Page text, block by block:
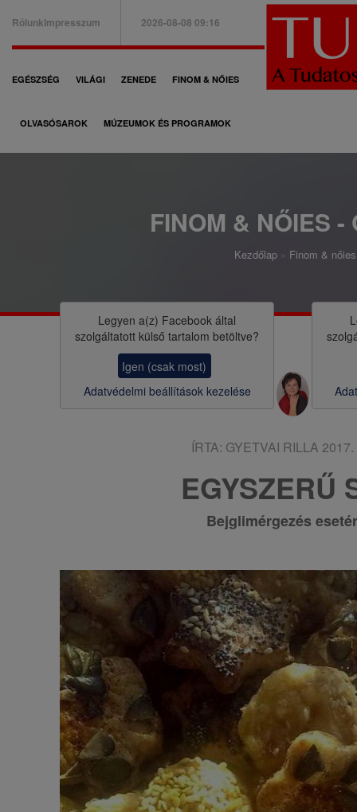
B
a
e
n
RólunkImpresszum 2026-08-08 09:16
F
ő
i
EGÉSZSÉG VILÁGI ZENEDE FINOM & NŐIES
OLVASÓSAROK MÚZEUMOK ÉS PROGRAMOK
FINOM & NŐIES -
o
Kezdőlap Finom &
Legyen a(z) Facebook által
szolgáltatott külső tartalom betöltve?
Igen (csak most)
Adatvédelmi beállítások kezelése
ÍRTA: GYETVAI RILLA
EGYSZERŰ
Bejglimérgezés